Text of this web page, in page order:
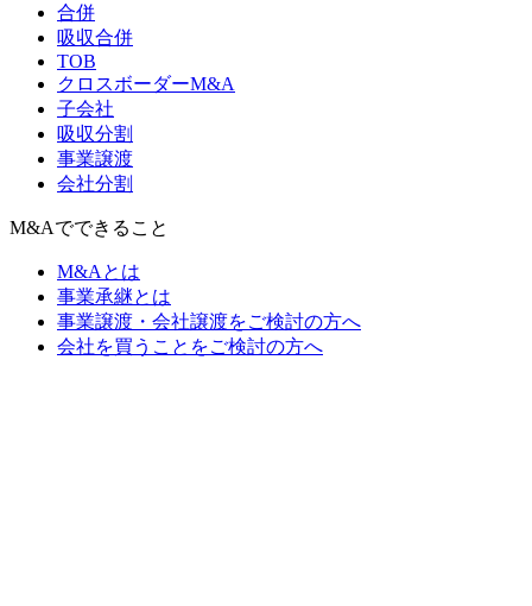
合併
吸収合併
TOB
クロスボーダーM&A
子会社
吸収分割
事業譲渡
会社分割
M&Aでできること
M&Aとは
事業承継とは
事業譲渡・会社譲渡をご検討の方へ
会社を買うことをご検討の方へ